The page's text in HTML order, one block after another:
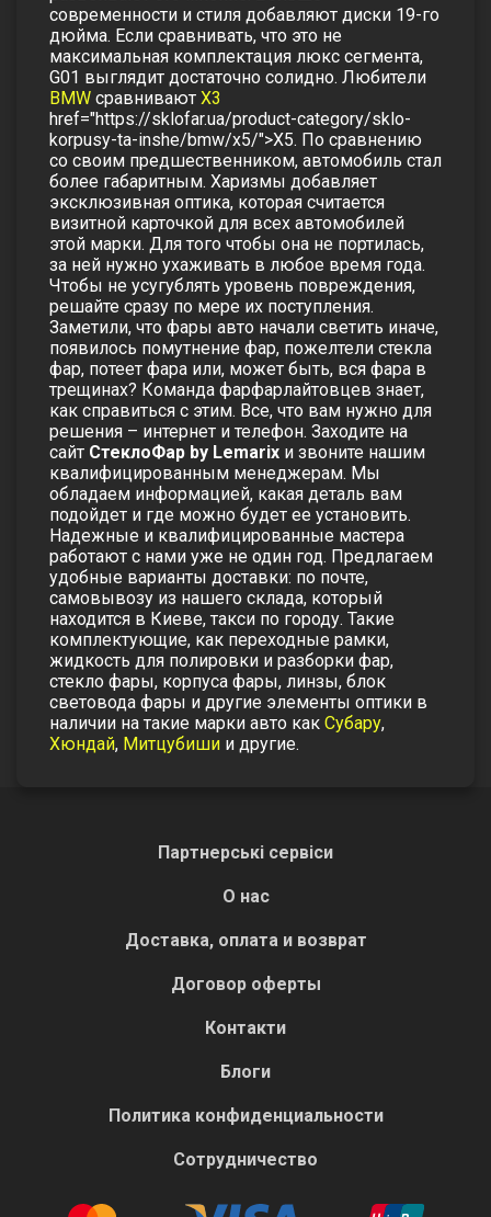
современности и стиля добавляют диски 19-го
дюйма. Если сравнивать, что это не
максимальная комплектация люкс сегмента,
G01 выглядит достаточно солидно. Любители
BMW сравнивают Х3
href="https://sklofar.ua/product-category/sklo-
korpusy-ta-inshe/bmw/x5/">Х5. По сравнению
со своим предшественником, автомобиль стал
более габаритным. Харизмы добавляет
эксклюзивная оптика, которая считается
визитной карточкой для всех автомобилей
этой марки. Для того чтобы она не портилась,
за ней нужно ухаживать в любое время года.
Чтобы не усугублять уровень повреждения,
решайте сразу по мере их поступления.
Заметили, что фары авто начали светить иначе,
появилось помутнение фар, пожелтели стекла
фар, потеет фара или, может быть, вся фара в
трещинах? Команда фарфарлайтовцев знает,
как справиться с этим. Все, что вам нужно для
решения – интернет и телефон. Заходите на
сайт СтеклоФар by Lemarix и звоните нашим
квалифицированным менеджерам. Мы
обладаем информацией, какая деталь вам
подойдет и где можно будет ее установить.
Надежные и квалифицированные мастера
работают с нами уже не один год. Предлагаем
удобные варианты доставки: по почте,
самовывозу из нашего склада, который
находится в Киеве, такси по городу. Такие
комплектующие, как переходные рамки,
жидкость для полировки и разборки фар,
стекло фары, корпуса фары, линзы, блок
световода фары и другие элементы оптики в
наличии на такие марки авто как Субару,
Хюндай, Митцубиши и другие.
Партнерські сервіси
О нас
Доставка, оплата и возврат
Договор оферты
Контакти
Блоги
Политика конфиденциальности
Сотрудничество